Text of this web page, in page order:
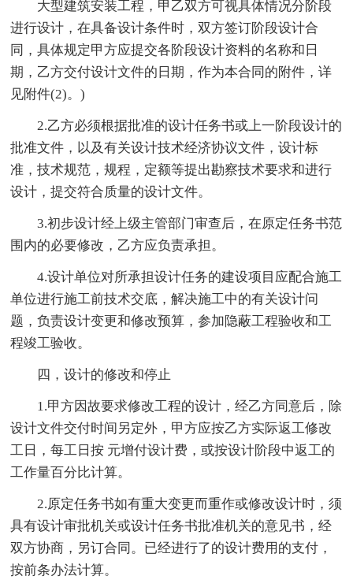
大型建筑安装工程，甲乙双方可视具体情况分阶段
进行设计，在具备设计条件时，双方签订阶段设计合
同，具体规定甲方应提交各阶段设计资料的名称和日
期，乙方交付设计文件的日期，作为本合同的附件，详
见附件(2)。)
2.乙方必须根据批准的设计任务书或上一阶段设计的
批准文件，以及有关设计技术经济协议文件，设计标
准，技术规范，规程，定额等提出勘察技术要求和进行
设计，提交符合质量的设计文件。
3.初步设计经上级主管部门审查后，在原定任务书范
围内的必要修改，乙方应负责承担。
4.设计单位对所承担设计任务的建设项目应配合施工
单位进行施工前技术交底，解决施工中的有关设计问
题，负责设计变更和修改预算，参加隐蔽工程验收和工
程竣工验收。
四，设计的修改和停止
1.甲方因故要求修改工程的设计，经乙方同意后，除
设计文件交付时间另定外，甲方应按乙方实际返工修改
工日，每工日按 元增付设计费，或按设计阶段中返工的
工作量百分比计算。
2.原定任务书如有重大变更而重作或修改设计时，须
具有设计审批机关或设计任务书批准机关的意见书，经
双方协商，另订合同。已经进行了的设计费用的支付，
按前条办法计算。